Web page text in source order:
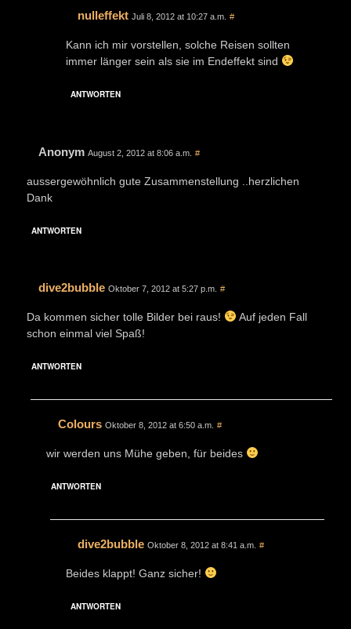
nulleffekt Juli 8, 2012 at 10:27 a.m. #
Kann ich mir vorstellen, solche Reisen sollten
immer länger sein als sie im Endeffekt sind
ANTWORTEN
Anonym August 2, 2012 at 8:06 a.m. #
aussergewöhnlich gute Zusammenstellung ..herzlichen
Dank
ANTWORTEN
dive2bubble Oktober 7, 2012 at 5:27 p.m. #
Da kommen sicher tolle Bilder bei raus!
Auf jeden Fall
schon einmal viel Spaß!
ANTWORTEN
Colours Oktober 8, 2012 at 6:50 a.m. #
wir werden uns Mühe geben, für beides
ANTWORTEN
dive2bubble Oktober 8, 2012 at 8:41 a.m. #
Beides klappt! Ganz sicher!
ANTWORTEN